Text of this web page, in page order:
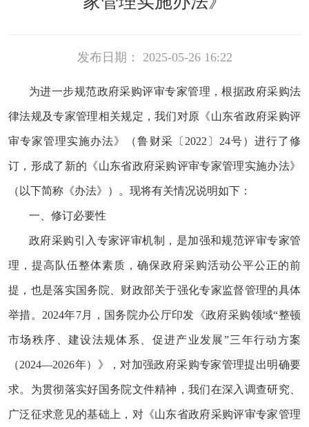
发布日期： 2025-05-26 16:22
为进一步规范政府采购评审专家管理，根据政府采购法
律法规及专家管理相关规定，我们对原《山东省政府采购评
审专家管理实施办法》（鲁财采〔2022〕24号）进行了修
订，形成了新的《山东省政府采购评审专家管理实施办法》
（以下简称《办法》）。现将有关情况说明如下：
一、修订必要性
政府采购引入专家评审机制，是加强和规范评审专家管
理，提高队伍整体素质，确保政府采购活动公平公正的前
提，也是落实国务院、财政部关于强化专家监督管理的具体
举措。2024年7月，国务院办公厅印发《政府采购领域“整顿
市场秩序、建设法规体系、促进产业发展”三年行动方案
（2024—2026年）》，对加强政府采购专家管理提出明确要
求。为贯彻落实好国务院文件精神，我们在深入调查研究、
广泛征求意见的基础上，对《山东省政府采购评审专家管理